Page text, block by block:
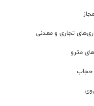
تجاری و معدنی
مترو
حجاب